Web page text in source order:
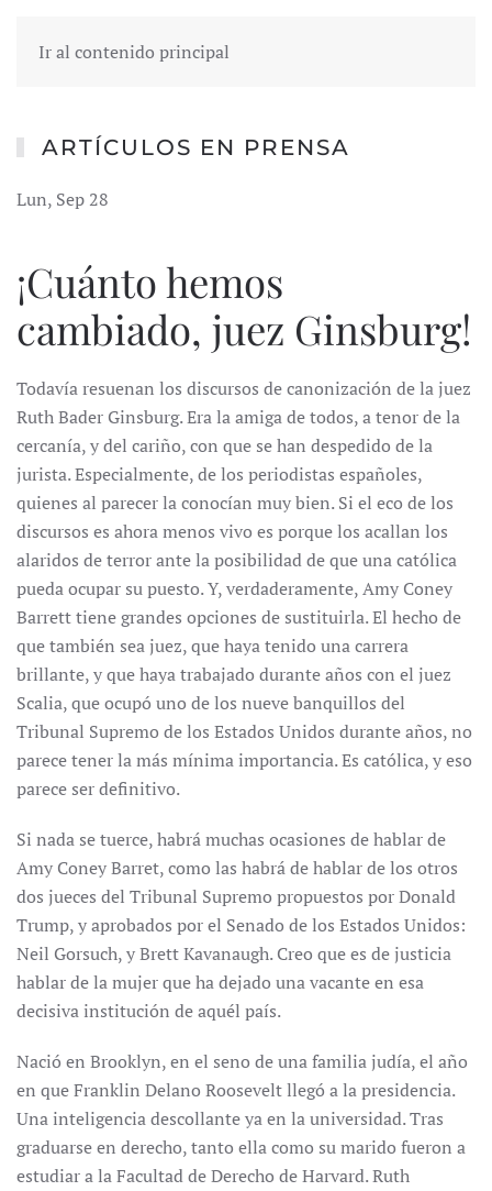
Ir al contenido principal
ARTÍCULOS EN PRENSA
Lun, Sep 28
¡Cuánto hemos
cambiado, juez Ginsburg!
Todavía resuenan los discursos de canonización de la juez
Ruth Bader Ginsburg. Era la amiga de todos, a tenor de la
cercanía, y del cariño, con que se han despedido de la
jurista. Especialmente, de los periodistas españoles,
quienes al parecer la conocían muy bien. Si el eco de los
discursos es ahora menos vivo es porque los acallan los
alaridos de terror ante la posibilidad de que una católica
pueda ocupar su puesto. Y, verdaderamente, Amy Coney
Barrett tiene grandes opciones de sustituirla. El hecho de
que también sea juez, que haya tenido una carrera
brillante, y que haya trabajado durante años con el juez
Scalia, que ocupó uno de los nueve banquillos del
Tribunal Supremo de los Estados Unidos durante años, no
parece tener la más mínima importancia. Es católica, y eso
parece ser definitivo.
Si nada se tuerce, habrá muchas ocasiones de hablar de
Amy Coney Barret, como las habrá de hablar de los otros
dos jueces del Tribunal Supremo propuestos por Donald
Trump, y aprobados por el Senado de los Estados Unidos:
Neil Gorsuch, y Brett Kavanaugh. Creo que es de justicia
hablar de la mujer que ha dejado una vacante en esa
decisiva institución de aquél país.
Nació en Brooklyn, en el seno de una familia judía, el año
en que Franklin Delano Roosevelt llegó a la presidencia.
Una inteligencia descollante ya en la universidad. Tras
graduarse en derecho, tanto ella como su marido fueron a
estudiar a la Facultad de Derecho de Harvard. Ruth